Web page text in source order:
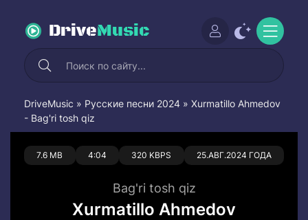
DriveMusic
DriveMusic » Русские песни 2024 » Xurmatillo Ahmedov
- Bag'ri tosh qiz
7.6 MB 4:04 320 KBPS 25.АВГ.2024 ГОДА
0 0
Bag'ri tosh qiz
Xurmatillo Ahmedov